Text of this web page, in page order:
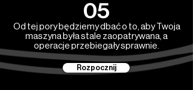
05
Od tej pory będziemy dbać o to, aby Twoja
maszyna była stale zaopatrywana, a
operacje przebiegały sprawnie.
Rozpocznij